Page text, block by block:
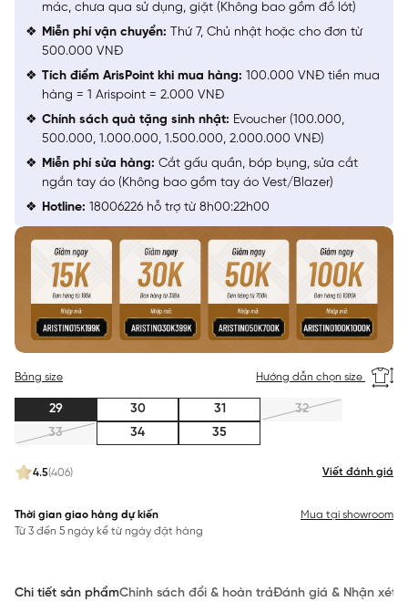
4.5(406) Viết đánh giá
Bảng size Hướng dẫn chọn size
29 30 31
32
33
34 35
Thời gian giao hàng dự kiến
Từ 3 đến 5 ngày kể từ ngày đặt hàng
Mua tại showroom
mác, chưa qua sử dụng, giặt (Không bao gồm đồ lót)
Miễn phí vận chuyển: Thứ 7, Chủ nhật hoặc cho đơn từ
500.000 VNĐ
Tích điểm ArisPoint khi mua hàng: 100.000 VNĐ tiền mua
hàng = 1 Arispoint = 2.000 VNĐ
Chính sách quà tặng sinh nhật: Evoucher (100.000,
500.000, 1.000.000, 1.500.000, 2.000.000 VNĐ)
Miễn phí sửa hàng: Cắt gấu quần, bóp bụng, sửa cắt
ngắn tay áo (Không bao gồm tay áo Vest/Blazer)
Hotline: 18006226 hỗ trợ từ 8h00:22h00
Chi tiết sản phẩmChính sách đổi & hoàn trảĐánh giá & Nhận xét